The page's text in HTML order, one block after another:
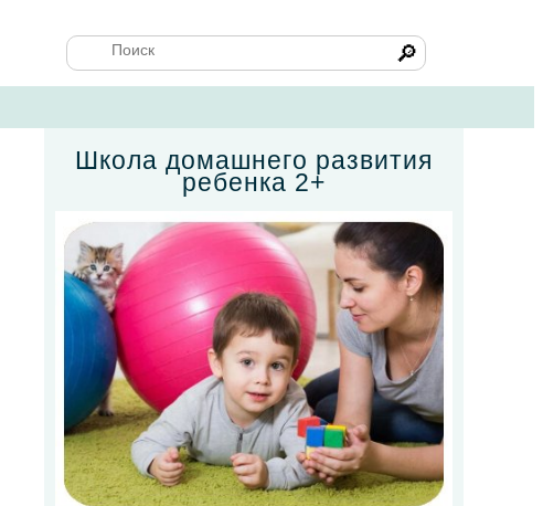
🔎
Школа домашнего развития
ребенка 2+